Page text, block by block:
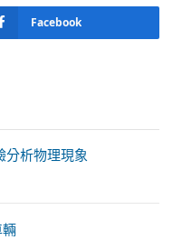
Facebook
分析物理現象